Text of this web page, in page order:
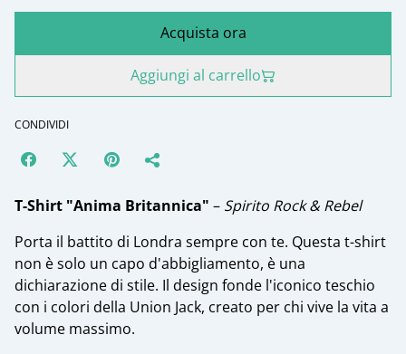
Acquista ora
Aggiungi al carrello
CONDIVIDI
T-Shirt "Anima Britannica" – Spirito Rock & Rebel
​Porta il battito di Londra sempre con te. Questa t-shirt
non è solo un capo d'abbigliamento, è una
dichiarazione di stile. Il design fonde l'iconico teschio
con i colori della Union Jack, creato per chi vive la vita a
volume massimo.